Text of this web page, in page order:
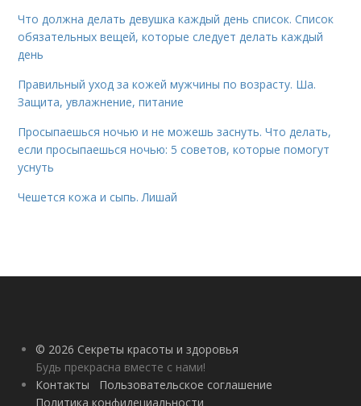
Что должна делать девушка каждый день список. Список
обязательных вещей, которые следует делать каждый
день
Правильный уход за кожей мужчины по возрасту. Ша.
Защита, увлажнение, питание
Просыпаешься ночью и не можешь заснуть. Что делать,
если просыпаешься ночью: 5 советов, которые помогут
уснуть
Чешется кожа и сыпь. Лишай
© 2026 Секреты красоты и здоровья
Будь прекрасна вместе с нами!
Контакты
Пользовательское соглашение
Политика конфидециальности